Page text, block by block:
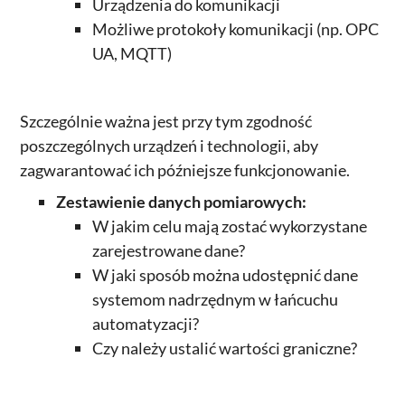
Urządzenia do komunikacji
Możliwe protokoły komunikacji (np. OPC
UA, MQTT)
Szczególnie ważna jest przy tym zgodność
poszczególnych urządzeń i technologii, aby
zagwarantować ich późniejsze funkcjonowanie.
Zestawienie danych pomiarowych:
W jakim celu mają zostać wykorzystane
zarejestrowane dane?
W jaki sposób można udostępnić dane
systemom nadrzędnym w łańcuchu
automatyzacji?
Czy należy ustalić wartości graniczne?